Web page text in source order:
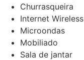
Churrasqueira
Internet Wireless
Microondas
Mobiliado
Sala de jantar